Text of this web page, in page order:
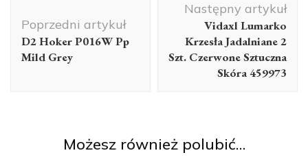
wpisu
Poprzedni artykuł
D2 Hoker P016W Pp
Mild Grey
Następny artykuł
Vidaxl Lumarko
Krzesła Jadalniane 2
Szt. Czerwone Sztuczna
Skóra 459973
Możesz również polubić…